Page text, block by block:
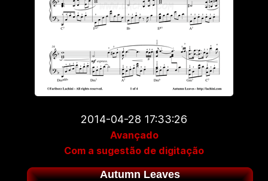
2014-04-28 17:33:26
Avançado
Com a sugestão de digitação
Autumn Leaves